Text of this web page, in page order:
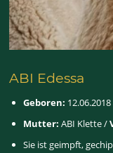
ABI Edessa
Geboren: 12.06.2018
Mutter: ABI Klette /
Sie ist geimpft,